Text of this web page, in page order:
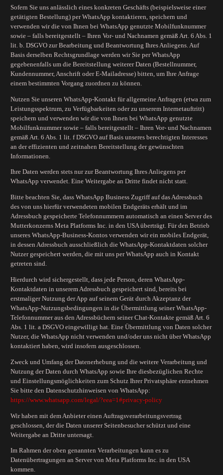
Sofern Sie uns anlässlich eines konkreten Geschäfts (beispielsweise einer
getätigten Bestellung) per WhatsApp kontaktieren, speichern und
verwenden wir die von Ihnen bei WhatsApp genutzte Mobilfunknummer
sowie – falls bereitgestellt – Ihren Vor- und Nachnamen gemäß Art. 6 Abs. 1
lit. b. DSGVO zur Bearbeitung und Beantwortung Ihres Anliegens. Auf
Basis derselben Rechtsgrundlage werden wir Sie per WhatsApp
gegebenenfalls um die Bereitstellung weiterer Daten (Bestellnummer,
Kundennummer, Anschrift oder E-Mailadresse) bitten, um Ihre Anfrage
einem bestimmten Vorgang zuordnen zu können.
Nutzen Sie unseren WhatsApp-Kontakt für allgemeine Anfragen (etwa zum
Leistungsspektrum, zu Verfügbarkeiten oder zu unserem Internetauftritt)
speichern und verwenden wir die von Ihnen bei WhatsApp genutzte
Mobilfunknummer sowie – falls bereitgestellt – Ihren Vor- und Nachnamen
gemäß Art. 6 Abs. 1 lit. f DSGVO auf Basis unseres berechtigten Interesses
an der effizienten und zeitnahen Bereitstellung der gewünschten
Informationen.
Ihre Daten werden stets nur zur Beantwortung Ihres Anliegens per
WhatsApp verwendet. Eine Weitergabe an Dritte findet nicht statt.
Bitte beachten Sie, dass WhatsApp Business Zugriff auf das Adressbuch
des von uns hierfür verwendeten mobilen Endgeräts erhält und im
Adressbuch gespeicherte Telefonnummern automatisch an einen Server des
Mutterkonzerns Meta Platforms Inc. in den USA überträgt. Für den Betrieb
unseres WhatsApp-Business-Kontos verwenden wir ein mobiles Endgerät,
in dessen Adressbuch ausschließlich die WhatsApp-Kontaktdaten solcher
Nutzer gespeichert werden, die mit uns per WhatsApp auch in Kontakt
getreten sind.
Hierdurch wird sichergestellt, dass jede Person, deren WhatsApp-
Kontaktdaten in unserem Adressbuch gespeichert sind, bereits bei
erstmaliger Nutzung der App auf seinem Gerät durch Akzeptanz der
WhatsApp-Nutzungsbedingungen in die Übermittlung seiner WhatsApp-
Telefonnummer aus den Adressbüchern seiner Chat-Kontakte gemäß Art. 6
Abs. 1 lit. a DSGVO eingewilligt hat. Eine Übermittlung von Daten solcher
Nutzer, die WhatsApp nicht verwenden und/oder uns nicht über WhatsApp
kontaktiert haben, wird insofern ausgeschlossen.
Zweck und Umfang der Datenerhebung und die weitere Verarbeitung und
Nutzung der Daten durch WhatsApp sowie Ihre diesbezüglichen Rechte
und Einstellungsmöglichkeiten zum Schutz Ihrer Privatsphäre entnehmen
Sie bitte den Datenschutzhinweisen von WhatsApp:
https://www.whatsapp.com/legal/?eea=1#privacy-policy
Wir haben mit dem Anbieter einen Auftragsverarbeitungsvertrag
geschlossen, der die Daten unserer Seitenbesucher schützt und eine
Weitergabe an Dritte untersagt.
Im Rahmen der oben genannten Verarbeitungen kann es zu
Datenübertragungen an Server von Meta Platforms Inc. in den USA
kommen.